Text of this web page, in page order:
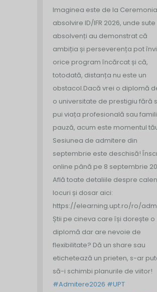
Imaginea este de la
absolvire ID/IFR 2026, unde
absolvenți au demonstrat că
ambiția și perseverența pot
orice program încărcat și că,
totodată, distanța nu este un
obstacol.Dacă vrei o diplomă
o universitate de prestigiu fără
pui viața profesională sau
pauză, acum este momentul
Sesiunea de admitere din
septembrie este deschisă!
online până pe 8 septembrie
Află toate detaliile despre
locuri și dosar aici:
https://elearning.upt.ro/ro/
Știi pe cineva care își dorește o
diplomă dar are nevoie de
flexibilitate? Dă un share sau
etichetează un prieten, s-ar
să-i schimbi planurile de viitor!
#Admitere2026 #UPT